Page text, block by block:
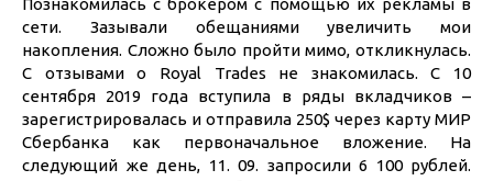
Познакомилась с брокером с помощью их рекламы в
сети. Зазывали обещаниями увеличить мои
накопления. Сложно было пройти мимо, откликнулась.
С отзывами о Royal Trades не знакомилась. С 10
сентября 2019 года вступила в ряды вкладчиков –
зарегистрировалась и отправила 250$ через карту МИР
Сбербанка как первоначальное вложение. На
следующий же день, 11. 09. запросили 6 100 рублей.